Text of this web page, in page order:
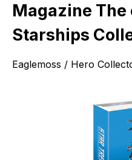
Magazine
Starships
Eaglemoss / Hero